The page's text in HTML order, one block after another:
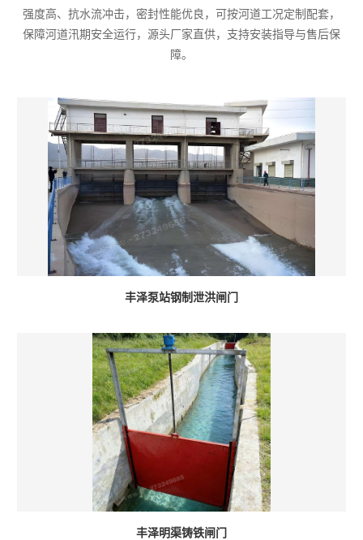
强度高、抗水流冲击，密封性能优良，可按河道工况定制配套，
保障河道汛期安全运行，源头厂家直供，支持安装指导与售后保
障。
丰泽泵站钢制泄洪闸门
丰泽明渠铸铁闸门